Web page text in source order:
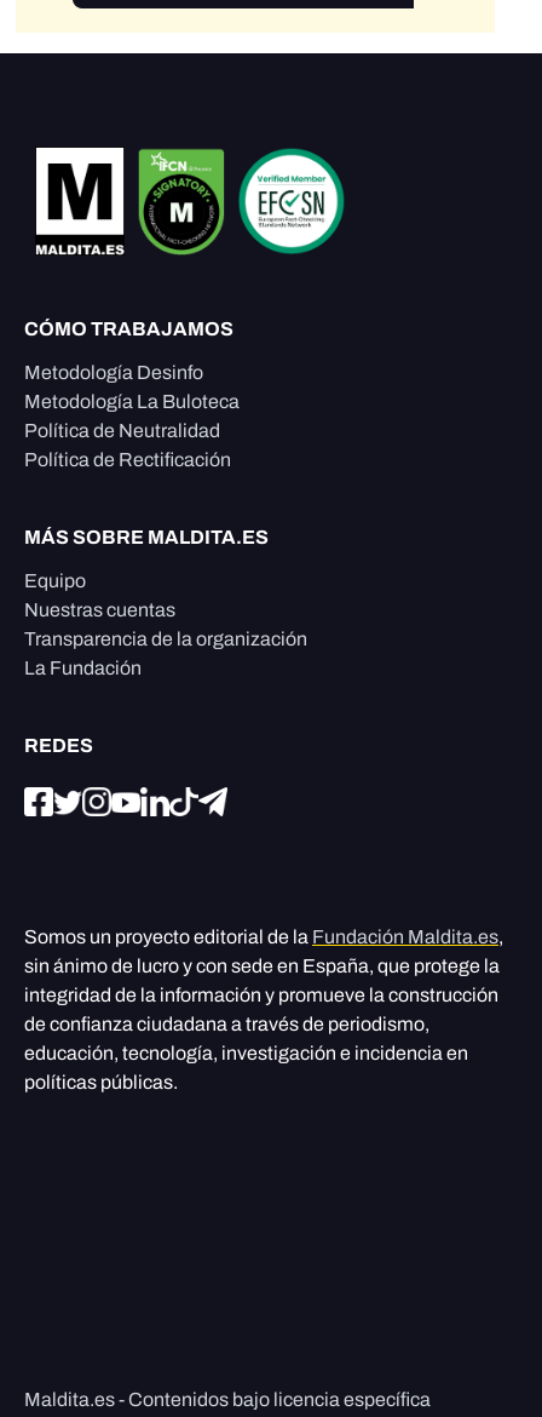
CÓMO TRABAJAMOS
Metodología Desinfo
Metodología La Buloteca
Política de Neutralidad
Política de Rectificación
MÁS SOBRE MALDITA.ES
Equipo
Nuestras cuentas
Transparencia de la organización
La Fundación
REDES
Somos un proyecto editorial de la Fundación Maldita.es,
sin ánimo de lucro y con sede en España, que protege la
integridad de la información y promueve la construcción
de confianza ciudadana a través de periodismo,
educación, tecnología, investigación e incidencia en
políticas públicas.
Maldita.es - Contenidos bajo licencia específica